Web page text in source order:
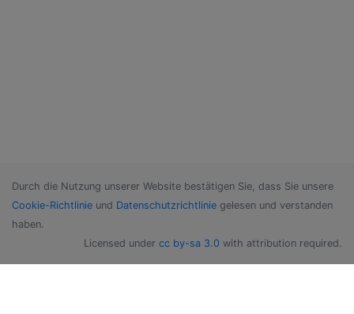
Durch die Nutzung unserer Website bestätigen Sie, dass Sie unsere
Cookie-Richtlinie und Datenschutzrichtlinie gelesen und verstanden
haben.
Licensed under cc by-sa 3.0 with attribution required.